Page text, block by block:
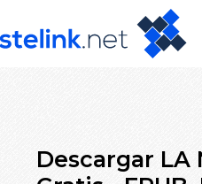
Descargar LA